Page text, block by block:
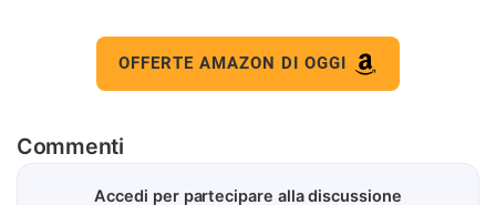
OFFERTE AMAZON DI OGGI
Commenti
Accedi per partecipare alla discussione